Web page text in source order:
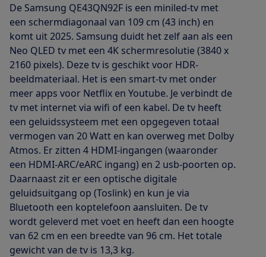
De Samsung QE43QN92F is een miniled-tv met
een schermdiagonaal van 109 cm (43 inch) en
komt uit 2025. Samsung duidt het zelf aan als een
Neo QLED tv met een 4K schermresolutie (3840 x
2160 pixels). Deze tv is geschikt voor HDR-
beeldmateriaal. Het is een smart-tv met onder
meer apps voor Netflix en Youtube. Je verbindt de
tv met internet via wifi of een kabel. De tv heeft
een geluidssysteem met een opgegeven totaal
vermogen van 20 Watt en kan overweg met Dolby
Atmos. Er zitten 4 HDMI-ingangen (waaronder
een HDMI-ARC/eARC ingang) en 2 usb-poorten op.
Daarnaast zit er een optische digitale
geluidsuitgang op (Toslink) en kun je via
Bluetooth een koptelefoon aansluiten. De tv
wordt geleverd met voet en heeft dan een hoogte
van 62 cm en een breedte van 96 cm. Het totale
gewicht van de tv is 13,3 kg.